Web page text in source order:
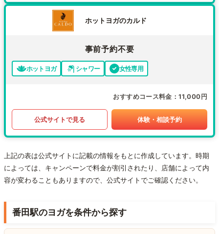
ホットヨガのカルド
事前予約不要
ホットヨガ シャワー 女性専用
おすすめコース料金 11,000円
公式サイトで見る 体験・相談予約
上記の表は公式サイトに記載の情報をもとに作成しています。時期
によっては、キャンペーンで料金が割引されたり、店舗によって内
容が変わることもありますので、公式サイトでご確認ください。
番田駅のヨガを条件から探す